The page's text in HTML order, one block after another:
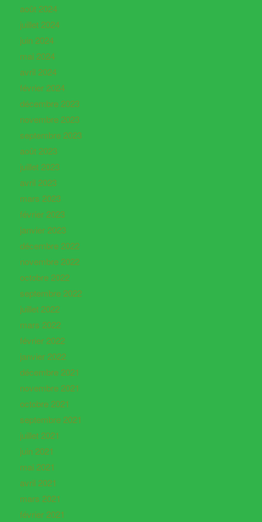
août 2024
juillet 2024
juin 2024
mai 2024
avril 2024
février 2024
décembre 2023
novembre 2023
septembre 2023
août 2023
juillet 2023
avril 2023
mars 2023
février 2023
janvier 2023
décembre 2022
novembre 2022
octobre 2022
septembre 2022
juillet 2022
mars 2022
février 2022
janvier 2022
décembre 2021
novembre 2021
octobre 2021
septembre 2021
juillet 2021
juin 2021
mai 2021
avril 2021
mars 2021
février 2021